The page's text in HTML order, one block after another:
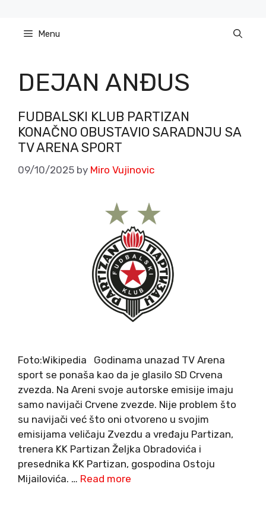
content Menu
DEJAN ANĐUS
FUDBALSKI KLUB PARTIZAN
KONAČNO OBUSTAVIO SARADNJU SA
TV ARENA SPORT
09/10/2025 by Miro Vujinovic
Foto:Wikipedia Godinama unazad TV Arena
sport se ponaša kao da je glasilo SD Crvena
zvezda. Na Areni svoje autorske emisije imaju
samo navijači Crvene zvezde. Nije problem što
su navijači već što oni otvoreno u svojim
emisijama veličaju Zvezdu a vređaju Partizan,
trenera KK Partizan Željka Obradovića i
presednika KK Partizan, gospodina Ostoju
Mijailovića. … Read more